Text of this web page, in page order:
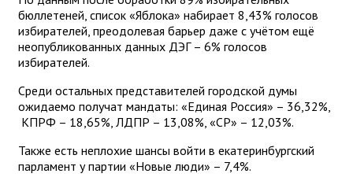
бюллетеней, список «Яблока» набирает 8,43% голосов
избирателей, преодолевая барьер даже с учётом ещё
неопубликованных данных ДЭГ – 6% голосов
избирателей.
Среди остальных представителей городской думы
ожидаемо получат мандаты: «Единая Россия» – 36,32%,
КПРФ – 18,65%, ЛДПР – 13,08%, «СР» – 12,03%.
Также есть неплохие шансы войти в екатеринбургский
парламент у партии «Новые люди» – 7,4%.